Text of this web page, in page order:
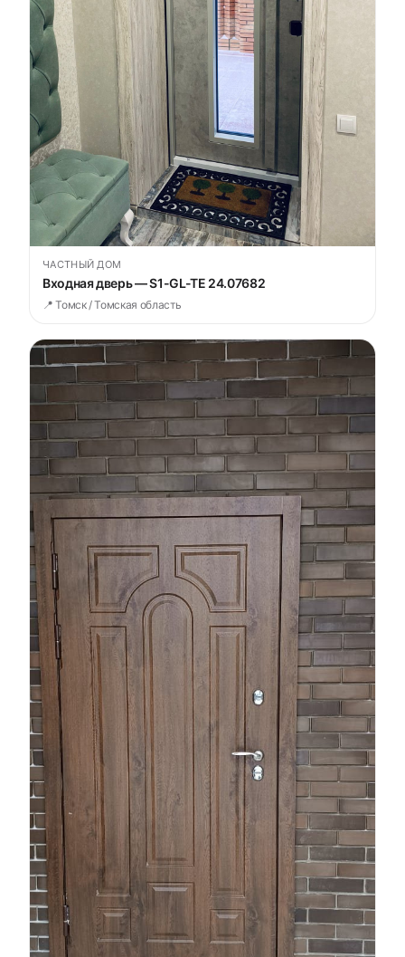
ЧАСТНЫЙ ДОМ
Входная дверь — S1-GL-TE 24.07682
📍 Томск / Томская область